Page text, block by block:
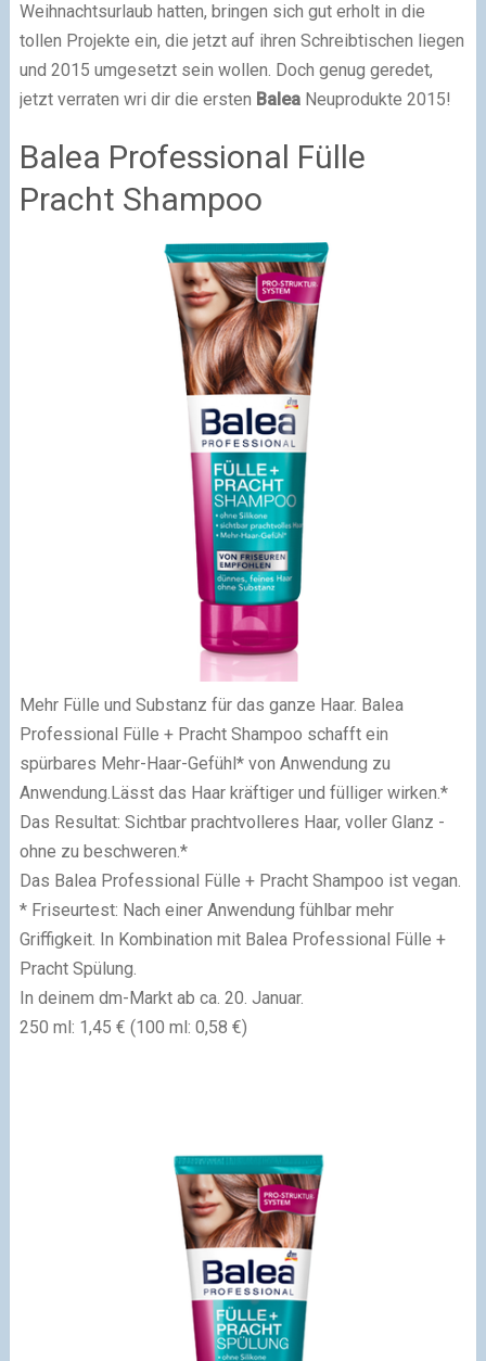
Weihnachtsurlaub hatten, bringen sich gut erholt in die
tollen Projekte ein, die jetzt auf ihren Schreibtischen liegen
und 2015 umgesetzt sein wollen. Doch genug geredet,
jetzt verraten wri dir die ersten BaleaNeuprodukte 2015!
Balea Professional Fülle
Pracht Shampoo
Mehr Fülle und Substanz für das ganze Haar. Balea
Professional Fülle + Pracht Shampoo schafft ein
spürbares Mehr-Haar-Gefühl* von Anwendung zu
Anwendung.Lässt das Haar kräftiger und fülliger wirken.*
Das Resultat: Sichtbar prachtvolleres Haar, voller Glanz -
ohne zu beschweren.*
Das Balea Professional Fülle + Pracht Shampoo ist vegan.
* Friseurtest: Nach einer Anwendung fühlbar mehr
Griffigkeit. In Kombination mit Balea Professional Fülle +
Pracht Spülung.
In deinem dm-Markt ab ca. 20. Januar.
250 ml: 1,45 € (100 ml: 0,58 €)